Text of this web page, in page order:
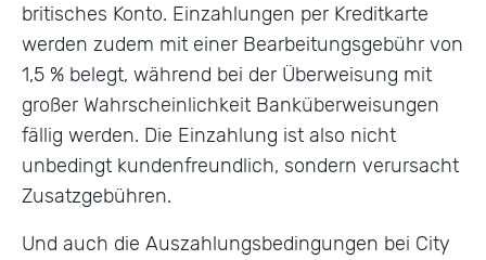
britisches Konto. Einzahlungen per Kreditkarte
werden zudem mit einer Bearbeitungsgebühr von
1,5 % belegt, während bei der Überweisung mit
großer Wahrscheinlichkeit Banküberweisungen
fällig werden. Die Einzahlung ist also nicht
unbedingt kundenfreundlich, sondern verursacht
Zusatzgebühren.
Und auch die Auszahlungsbedingungen bei City